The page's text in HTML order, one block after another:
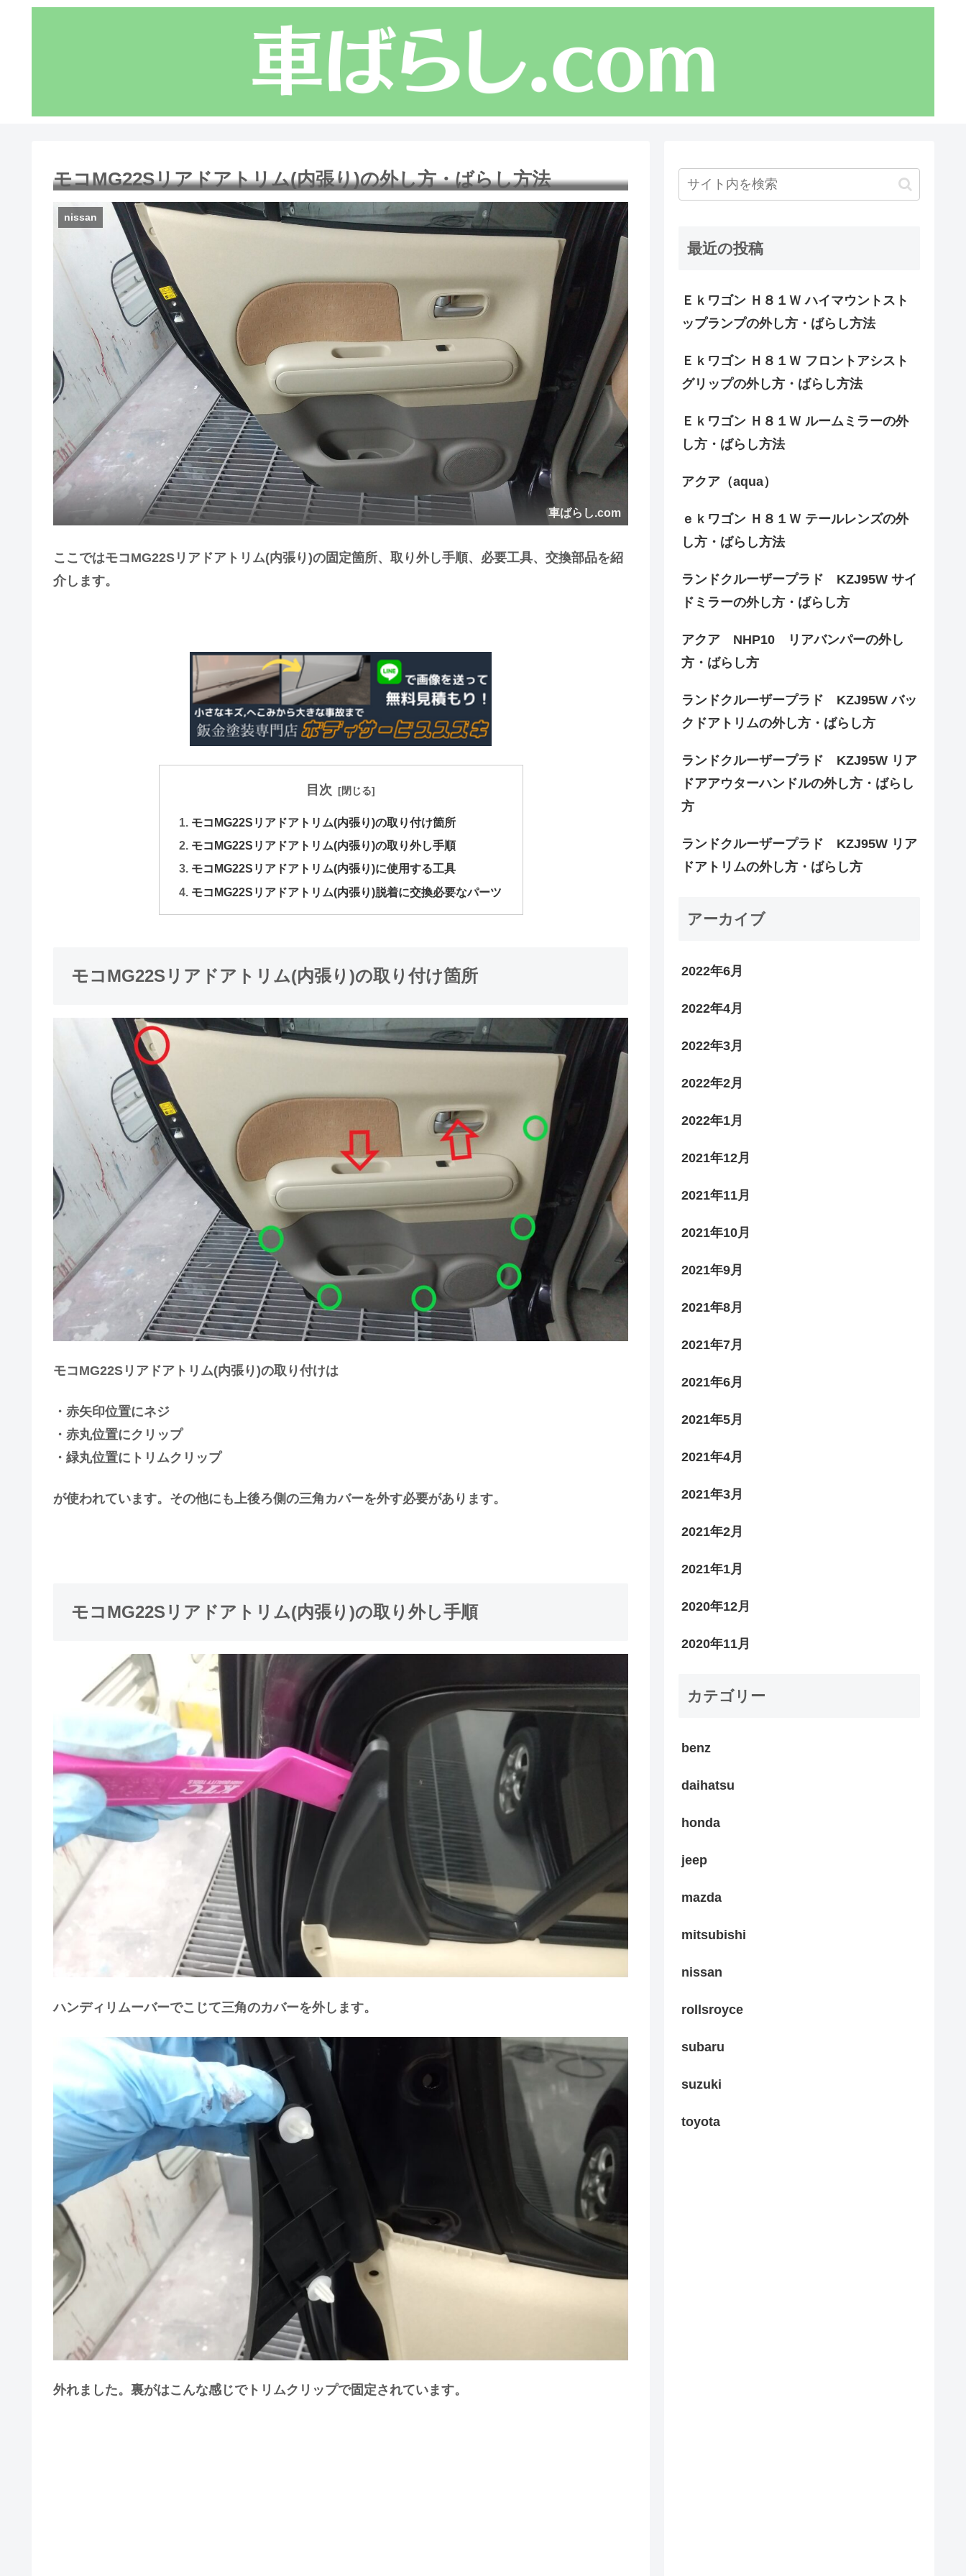
モコMG22Sリアドアトリム(内張り)の外し方・ばらし方法
nissan
車ばらし.com
ここではモコMG22Sリアドアトリム(内張り)の固定箇所、取り外し手順、必要工具、交換部品を紹
介します。
目次
モコMG22Sリアドアトリム(内張り)の取り付け箇所
モコMG22Sリアドアトリム(内張り)の取り外し手順
モコMG22Sリアドアトリム(内張り)に使用する工具
モコMG22Sリアドアトリム(内張り)脱着に交換必要なパーツ
モコMG22Sリアドアトリム(内張り)の取り付け箇所
モコMG22Sリアドアトリム(内張り)の取り付けは
・赤矢印位置にネジ
・赤丸位置にクリップ
・緑丸位置にトリムクリップ
が使われています。その他にも上後ろ側の三角カバーを外す必要があります。
モコMG22Sリアドアトリム(内張り)の取り外し手順
ハンディリムーバーでこじて三角のカバーを外します。
外れました。裏がはこんな感じでトリムクリップで固定されています。
最近の投稿
Ｅｋワゴン Ｈ８１Ｗ ハイマウントスト
ップランプの外し方・ばらし方法
Ｅｋワゴン Ｈ８１Ｗ フロントアシスト
グリップの外し方・ばらし方法
Ｅｋワゴン Ｈ８１Ｗ ルームミラーの外
し方・ばらし方法
アクア（aqua）
ｅｋワゴン Ｈ８１Ｗ テールレンズの外
し方・ばらし方法
ランドクルーザープラド KZJ95W サイ
ドミラーの外し方・ばらし方
アクア NHP10 リアバンパーの外し
方・ばらし方
ランドクルーザープラド KZJ95W バッ
クドアトリムの外し方・ばらし方
ランドクルーザープラド KZJ95W リア
ドアアウターハンドルの外し方・ばらし
方
ランドクルーザープラド KZJ95W リア
ドアトリムの外し方・ばらし方
アーカイブ
2022年6月
2022年4月
2022年3月
2022年2月
2022年1月
2021年12月
2021年11月
2021年10月
2021年9月
2021年8月
2021年7月
2021年6月
2021年5月
2021年4月
2021年3月
2021年2月
2021年1月
2020年12月
2020年11月
カテゴリー
benz
daihatsu
honda
jeep
mazda
mitsubishi
nissan
rollsroyce
subaru
suzuki
toyota